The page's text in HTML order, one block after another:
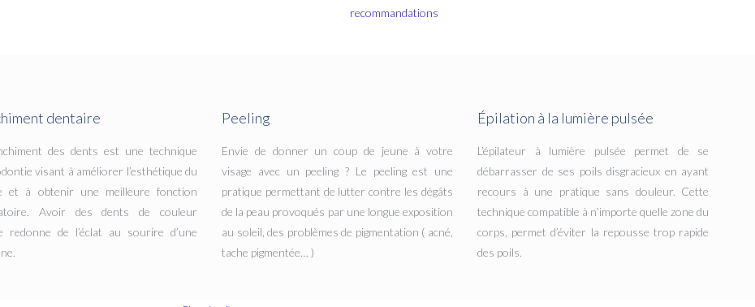
recommandations
dentaire
des dents est une technique
visant à améliorer l’esthétique du
et à obtenir une meilleure fonction
Avoir des dents de couleur
redonne de l’éclat au sourire d’une
Peeling
Envie de donner un coup de jeune à votre
visage avec un peeling ? Le peeling est une
pratique permettant de lutter contre les dégâts
de la peau provoqués par une longue exposition
au soleil, des problèmes de pigmentation ( acné,
tache pigmentée… )
Épilation à la lumière pulsée
L’épilateur à lumière pulsée permet de se
débarrasser de ses poils disgracieux en ayant
recours à une pratique sans douleur. Cette
technique compatible à n’importe quelle zone du
corps, permet d’éviter la repousse trop rapide
des poils.